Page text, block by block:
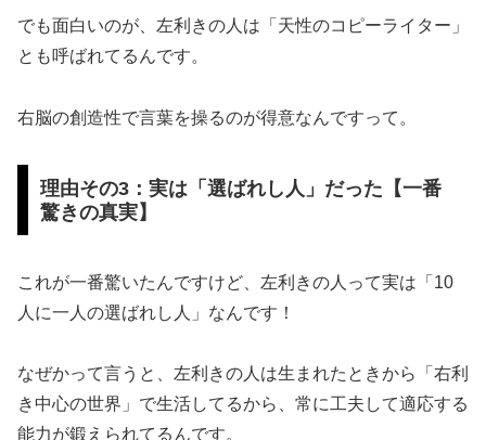
でも面白いのが、左利きの人は「天性のコピーライター」
とも呼ばれてるんです。
右脳の創造性で言葉を操るのが得意なんですって。
理由その3：実は「選ばれし人」だった【一番
驚きの真実】
これが一番驚いたんですけど、左利きの人って実は「10
人に一人の選ばれし人」なんです！
なぜかって言うと、左利きの人は生まれたときから「右利
き中心の世界」で生活してるから、常に工夫して適応する
能力が鍛えられてるんです。